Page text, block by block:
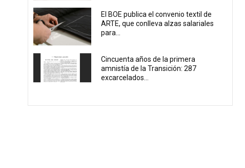
El BOE publica el convenio textil de
ARTE, que conlleva alzas salariales
para...
Cincuenta años de la primera
amnistía de la Transición: 287
excarcelados...